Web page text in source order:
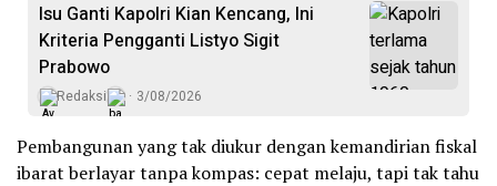
Isu Ganti Kapolri Kian Kencang, Ini
Kriteria Pengganti Listyo Sigit
Prabowo
Redaksi 3/08/2026
Pembangunan yang tak diukur dengan kemandirian fiskal
ibarat berlayar tanpa kompas: cepat melaju, tapi tak tahu